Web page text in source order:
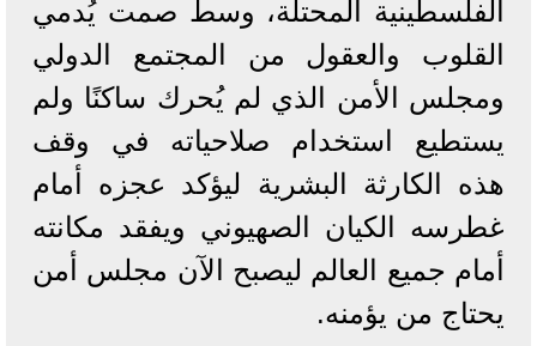
الفلسطينية المحتلة، وسط صمت يُدمي
القلوب والعقول من المجتمع الدولي
ومجلس الأمن الذي لم يُحرك ساكنًا ولم
يستطيع استخدام صلاحياته في وقف
هذه الكارثة البشرية ليؤكد عجزه أمام
غطرسه الكيان الصهيوني ويفقد مكانته
أمام جميع العالم ليصبح الآن مجلس أمن
يحتاج من يؤمنه.